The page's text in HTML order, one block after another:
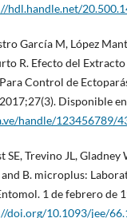
hdl.handle.net/
García M, López
R. Efecto del
Control de
Disponible
handle/123456789/
Trevino JL, Gladney
B. microplus:
1 de febrero de
doi.org/10.1093/jee/